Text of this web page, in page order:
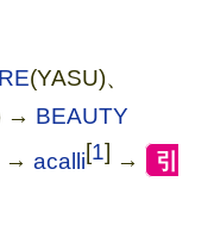
(YASU)、
→ BEAUTY
) →acalli[1] →
引